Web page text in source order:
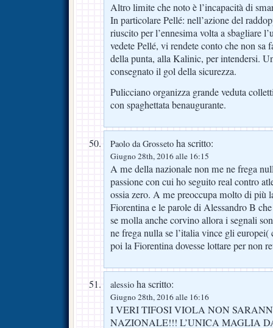
Altro limite che noto è l’incapacità di
In particolare Pellé: nell’azione del
riuscito per l’ennesima volta a sbagliare
vedete Pellé, vi rendete conto che non
della punta, alla Kalinic, per intendersi.
consegnato il gol della sicurezza.
Pulicciano organizza grande veduta
con spaghettata benaugurante.
Paolo da Grosseto ha scritto:
Giugno 28th, 2016 alle 16:15
A me della nazionale non me ne frega
passione con cui ho seguito real contro
ossia zero. A me preoccupa molto di più
Fiorentina e le parole di Alessandro B
se molla anche corvino allora i segnali
ne frega nulla se l’italia vince gli europei(
poi la Fiorentina dovesse lottare per non
alessio ha scritto:
Giugno 28th, 2016 alle 16:16
I VERI TIFOSI VIOLA NON
NAZIONALE!!! L’UNICA MAGLIA